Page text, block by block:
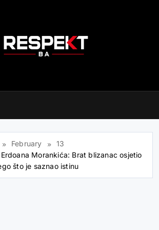
February
13
Morankića: Brat blizanac osjetio
što je saznao istinu